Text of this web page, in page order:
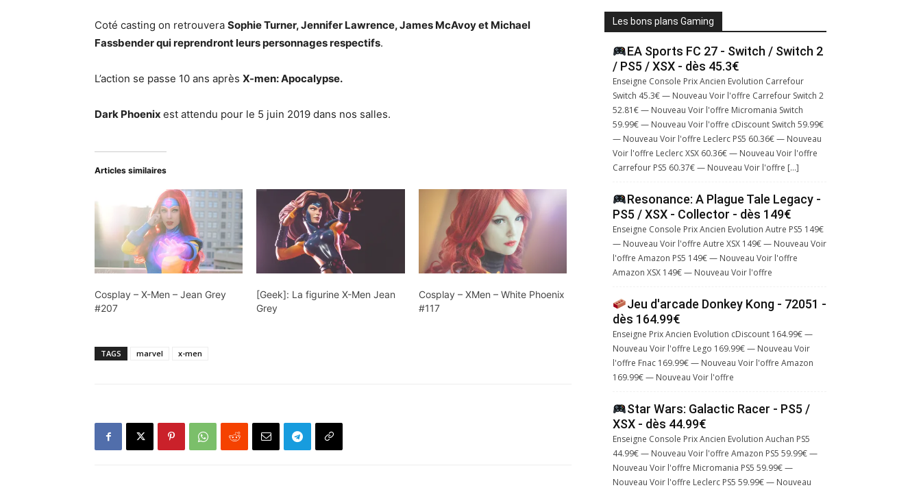
Coté casting on retrouvera Sophie Turner, Jennifer Lawrence, James McAvoy et Michael
Fassbender qui reprendront leurs personnages respectifs.
L’action se passe 10 ans après X-men: Apocalypse.
Dark Phoenix est attendu pour le 5 juin 2019 dans nos salles.
Articles similaires
Cosplay – X-Men – Jean Grey
#207
[Geek]: La figurine X-Men Jean
Grey
Cosplay – XMen – White Phoenix
#117
TAGS marvel x-men
Les bons plans Gaming
EA Sports FC 27 - Switch / Switch 2
/ PS5 / XSX - dès 45.3€
Enseigne Console Prix Ancien Evolution Carrefour
Switch 45.3€ — Nouveau Voir l'offre Carrefour Switch 2
52.81€ — Nouveau Voir l'offre Micromania Switch
59.99€ — Nouveau Voir l'offre cDiscount Switch 59.99€
— Nouveau Voir l'offre Leclerc PS5 60.36€ — Nouveau
Voir l'offre Leclerc XSX 60.36€ — Nouveau Voir l'offre
Carrefour PS5 60.37€ — Nouveau Voir l'offre […]
Resonance: A Plague Tale Legacy -
PS5 / XSX - Collector - dès 149€
Enseigne Console Prix Ancien Evolution Autre PS5 149€
— Nouveau Voir l'offre Autre XSX 149€ — Nouveau Voir
l'offre Amazon PS5 149€ — Nouveau Voir l'offre
Amazon XSX 149€ — Nouveau Voir l'offre
Jeu d'arcade Donkey Kong - 72051 -
dès 164.99€
Enseigne Prix Ancien Evolution cDiscount 164.99€ —
Nouveau Voir l'offre Lego 169.99€ — Nouveau Voir
l'offre Fnac 169.99€ — Nouveau Voir l'offre Amazon
169.99€ — Nouveau Voir l'offre
Star Wars: Galactic Racer - PS5 /
XSX - dès 44.99€
Enseigne Console Prix Ancien Evolution Auchan PS5
44.99€ — Nouveau Voir l'offre Amazon PS5 59.99€ —
Nouveau Voir l'offre Micromania PS5 59.99€ —
Nouveau Voir l'offre Leclerc PS5 59.99€ — Nouveau